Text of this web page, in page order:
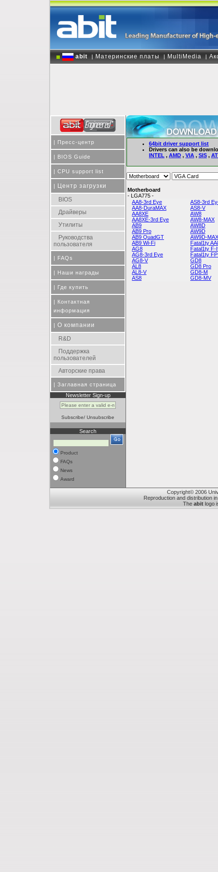
abit | Материнские платы | MultiMedia |
| Пресс-центр
| BIOS Guide
| CPU support list
|
Центр загрузки
BIOS
Драйверы
Утилиты
Руководства
пользователя
| FAQs
| Наши награды
| Где купить
| Контактная
информация
| О компании
R&D
Поддержка
пользователей
Авторские права
| Заглавная страница
Newsletter Sign-up
Subscribe/ Unsubscribe
Search
Product
FAQs
News
Award
64bit driver support list
Drivers can also be
INTEL , AMD , VIA , SIS ,
Motherboard
- LGA775 -
AA8-3rd Eye
AA8-DuraMAX
AA8XE
AA8XE-3rd Eye
AB9
AB9 Pro
AB9 QuadGT
AB9 Wi-Fi
AG8
AG8-3rd Eye
AG8-V
AL8
AL8-V
AS8
AS8-3rd
AS8-V
AW8
AW8-MAX
AW8D
AW9D
AW9D-MAX
Fatal1ty
Fatal1ty F-
Fatal1ty
GD8
GD8 Pro
GD8-M
GD8-MV
Copyright© 2006
Reproduction and distribution
The abit logo